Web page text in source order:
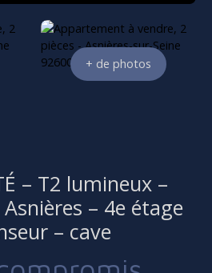
+ de photos
– T2 lumineux –
– 4e étage
– cave